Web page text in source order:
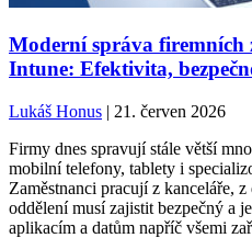
Moderní správa firemních
Intune: Efektivita,
Lukáš Honus | 21. červen 2026
Firmy dnes spravují stále větší
mobilní telefony, tablety i
Zaměstnanci pracují z kanceláře,
oddělení musí zajistit bezpečný a
aplikacím a datům napříč všemi